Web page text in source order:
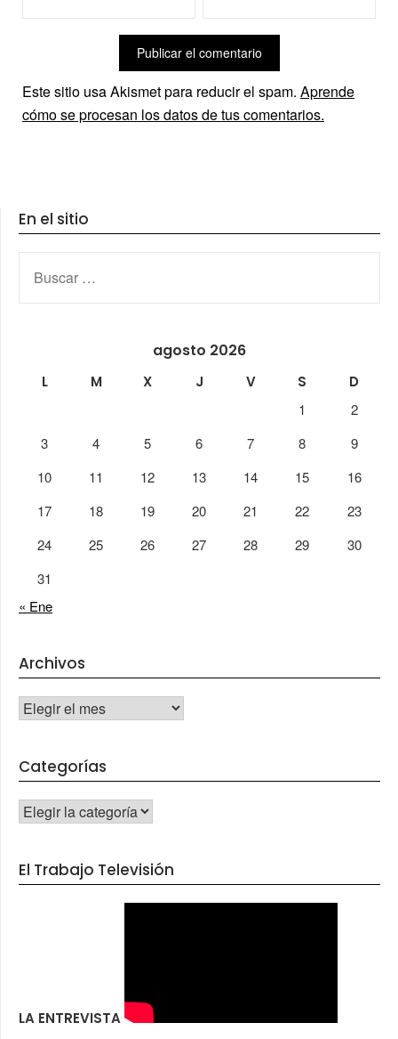
Este sitio usa Akismet para reducir el spam. Aprende
cómo se procesan los datos de tus comentarios.
En el sitio
agosto 2026
L M X J V S
D
1
2
3
4 5 6 7 8
9
10
11 12 13 14 15
16
17
18 19 20 21 22
23
24
25 26 27 28 29
30
31
« Ene
Archivos
Archivos
Categorías
CATEGORÍAS
El Trabajo Televisión
LA ENTREVISTA